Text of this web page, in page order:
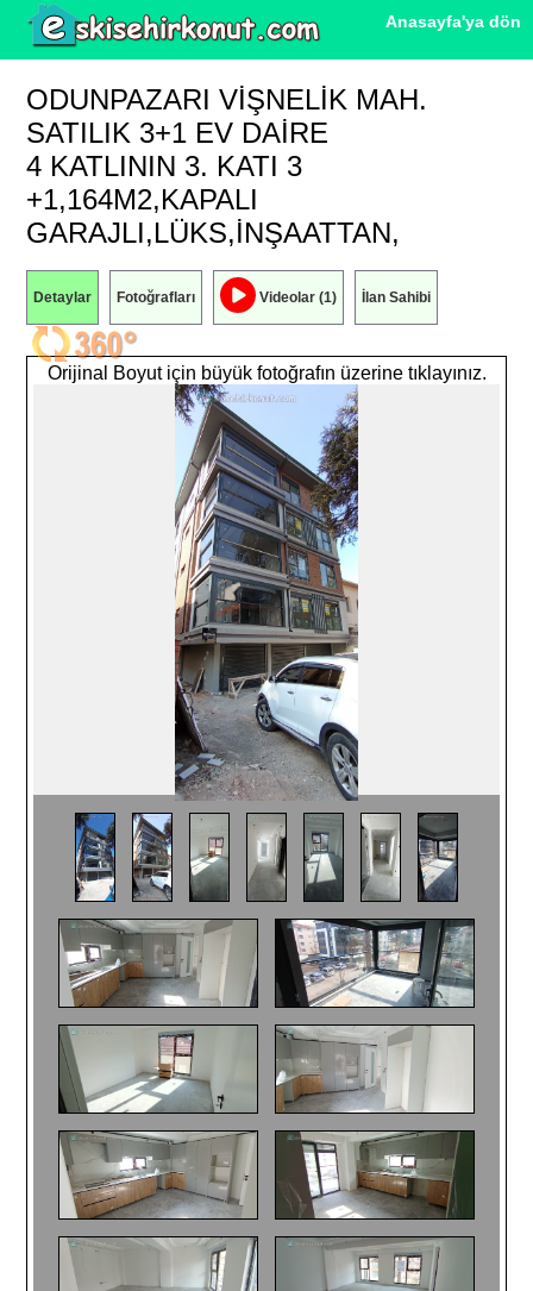
Anasayfa'ya dön
ODUNPAZARI VIŞNELIK MAH.
SATILIK 3+1 EV DAIRE
4 KATLININ 3. KATI 3
+1,164M2,KAPALI
GARAJLI,LÜKS,INŞAATTAN,
Detaylar Fotoğrafları Videolar (1) İlan Sahibi
Orijinal Boyut için büyük fotoğrafın üzerine tıklayınız.